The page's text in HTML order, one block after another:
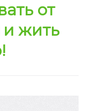
от
и жить